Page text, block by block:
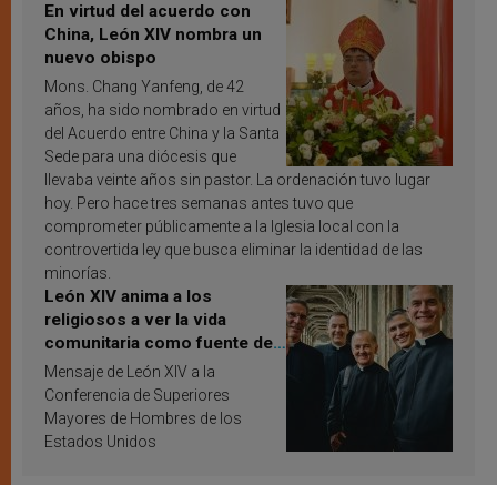
En virtud del acuerdo con
China, León XIV nombra un
nuevo obispo
Mons. Chang Yanfeng, de 42
años, ha sido nombrado en virtud
del Acuerdo entre China y la Santa
Sede para una diócesis que
llevaba veinte años sin pastor. La ordenación tuvo lugar
hoy. Pero hace tres semanas antes tuvo que
comprometer públicamente a la Iglesia local con la
controvertida ley que busca eliminar la identidad de las
minorías.
León XIV anima a los
religiosos a ver la vida
comunitaria como fuente de
inspiración y santificación
Mensaje de León XIV a la
Conferencia de Superiores
Mayores de Hombres de los
Estados Unidos